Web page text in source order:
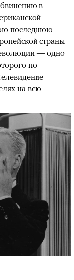
в
последнюю
страны
— одно
по
на всю